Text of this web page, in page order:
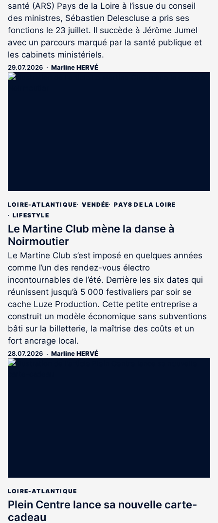
santé (ARS) Pays de la Loire à l’issue du conseil
des ministres, Sébastien Delescluse a pris ses
fonctions le 23 juillet. Il succède à Jérôme Jumel
avec un parcours marqué par la santé publique et
les cabinets ministériels.
29.07.2026 Marline HERVÉ
LOIRE-ATLANTIQUE VENDÉE
PAYS DE LA LOIRE
LIFESTYLE
Le Martine Club mène la danse à
Noirmoutier
Le Martine Club s’est imposé en quelques années
comme l’un des rendez-vous électro
incontournables de l’été. Derrière les six dates qui
réunissent jusqu’à 5 000 festivaliers par soir se
cache Luze Production. Cette petite entreprise a
construit un modèle économique sans subventions
bâti sur la billetterie, la maîtrise des coûts et un
fort ancrage local.
28.07.2026 Marline HERVÉ
LOIRE-ATLANTIQUE
Plein Centre lance sa nouvelle carte-
cadeau